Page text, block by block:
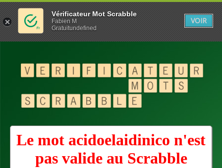
Le mot acidoelaidinico n'est
pas valide au Scrabble
Vérificateur Mot Scrabble
Fabien M
Gratuitundefined
VOIR